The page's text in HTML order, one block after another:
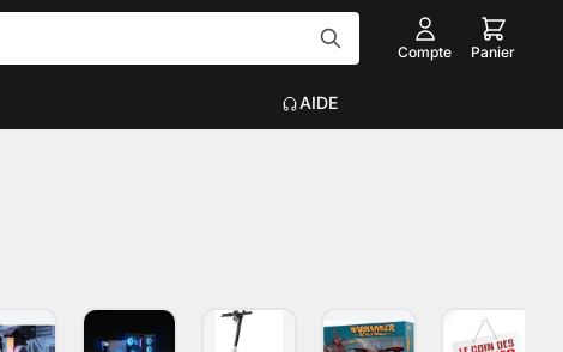
Compte Panier
AIDE
Claviers, Souris, Tapis
Voir plus